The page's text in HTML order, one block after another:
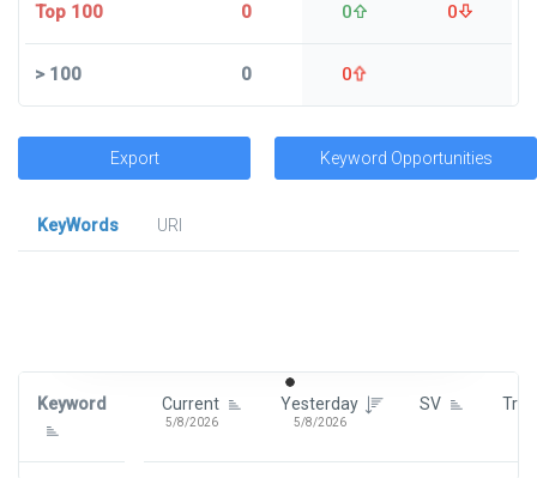
Top 100 0 0 0
>100 0 0
Export Keyword Opportunities
KeyWords
URl
Keyword Current
5/8/2026
Yesterday
5/8/2026
SV